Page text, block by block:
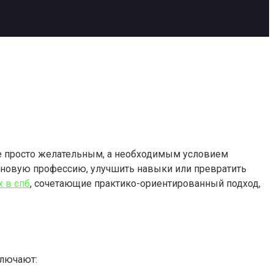
просто желательным, а необходимым условием
профессию, улучшить навыки или превратить
в спб, сочетающие практико-ориентированный подход,